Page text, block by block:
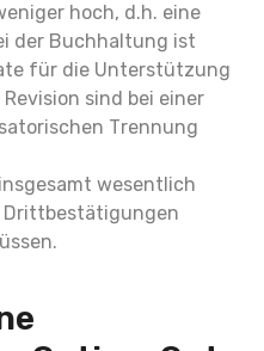
hoch, d.h. eine
der Buchhaltung ist
für die Unterstützung
sind bei einer
Trennung
wesentlich
Drittbestätigungen